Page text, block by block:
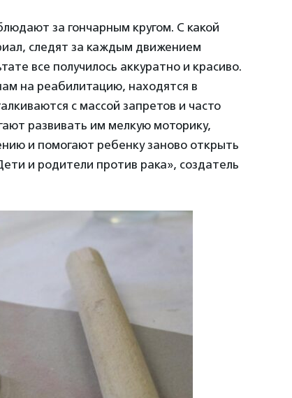
за гончарным кругом. С какой
следят за каждым движением
все получилось аккуратно и красиво.
на реабилитацию, находятся в
с массой запретов и часто
развивать им мелкую моторику,
и помогают ребенку заново открыть
и родители против рака», создатель